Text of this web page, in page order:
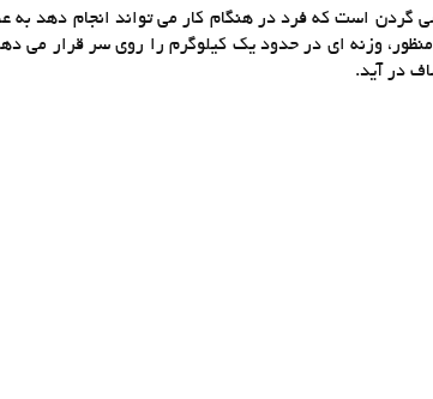
است که فرد در هنگام کار می تواند انجام دهد به
وزنه ای در حدود یک کیلوگرم را روی سر قرار می
در آید.